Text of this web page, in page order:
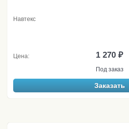
Навтекс
Цена: 1 270 ₽
Под заказ
Заказать